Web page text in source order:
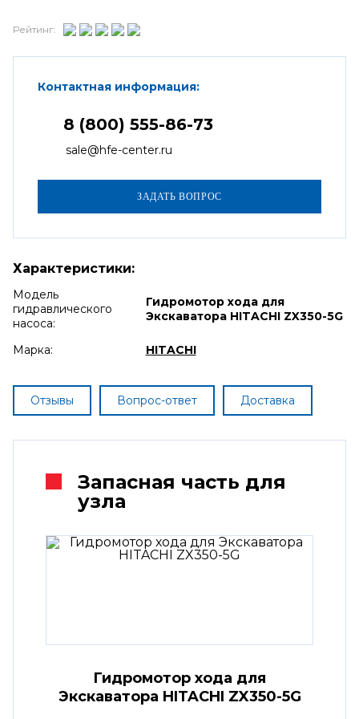
Рейтинг:
Контактная информация:
8 (800) 555-86-73
sale@hfe-center.ru
Характеристики:
Модель
гидравлического
насоса:
Гидромотор хода для
Экскаватора HITACHI ZX350-5G
Марка: HITACHI
Отзывы Вопрос-ответ Доставка
Запасная часть для
узла
Гидромотор хода для
Экскаватора HITACHI ZX350-5G